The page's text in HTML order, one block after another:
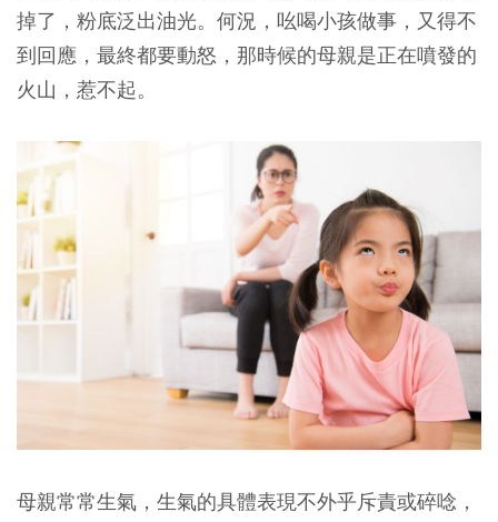
掉了，粉底泛出油光。何況，吆喝小孩做事，又得不
到回應，最終都要動怒，那時候的母親是正在噴發的
火山，惹不起。
母親常常生氣，生氣的具體表現不外乎斥責或碎唸，